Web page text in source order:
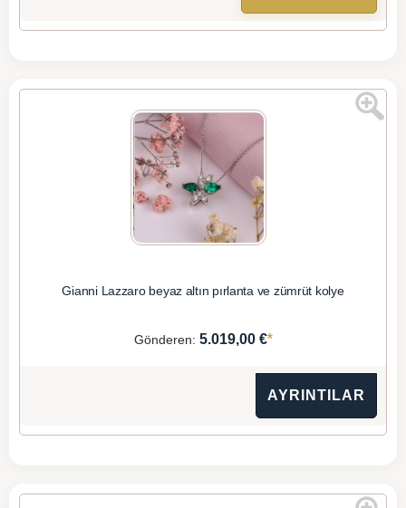
Gianni Lazzaro beyaz altın pırlanta ve zümrüt kolye
Gönderen: 5.019,00 €*
AYRINTILAR